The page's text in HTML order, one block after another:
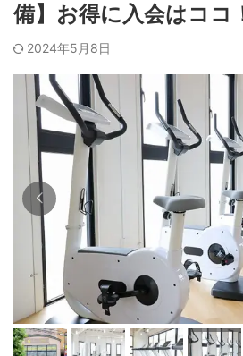
備】お得に入会はココ
2024年5月8日